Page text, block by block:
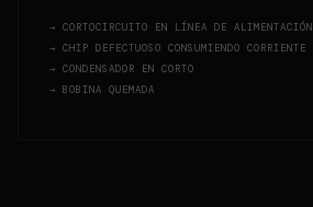
→ CORTOCIRCUITO EN LÍNEA DE ALIMENTACIÓN
→ CHIP DEFECTUOSO CONSUMIENDO CORRIENTE
→ CONDENSADOR EN CORTO
→ BOBINA QUEMADA